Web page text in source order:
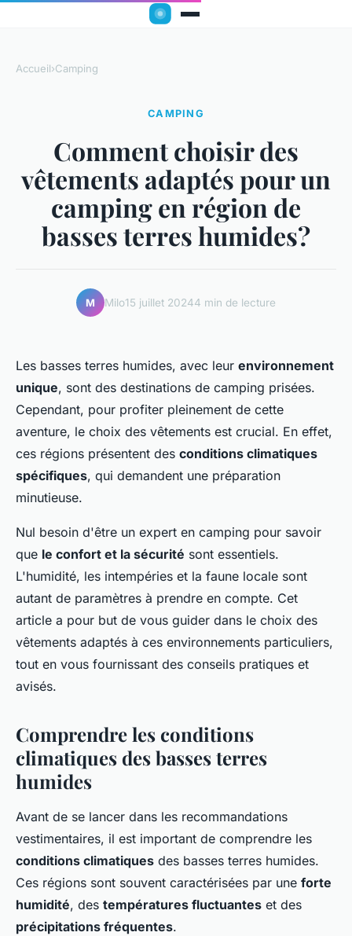
Accueil›Camping
CAMPING
Comment choisir des
vêtements adaptés pour un
camping en région de
basses terres humides?
M Milo15 juillet 20244 min de lecture
Les basses terres humides, avec leur environnement
unique, sont des destinations de camping prisées.
Cependant, pour profiter pleinement de cette
aventure, le choix des vêtements est crucial. En effet,
ces régions présentent des conditions climatiques
spécifiques, qui demandent une préparation
minutieuse.
Nul besoin d'être un expert en camping pour savoir
que le confort et la sécurité sont essentiels.
L'humidité, les intempéries et la faune locale sont
autant de paramètres à prendre en compte. Cet
article a pour but de vous guider dans le choix des
vêtements adaptés à ces environnements particuliers,
tout en vous fournissant des conseils pratiques et
avisés.
Comprendre les conditions
climatiques des basses terres
humides
Avant de se lancer dans les recommandations
vestimentaires, il est important de comprendre les
conditions climatiques des basses terres humides.
Ces régions sont souvent caractérisées par une forte
humidité, des températures fluctuantes et des
précipitations fréquentes.